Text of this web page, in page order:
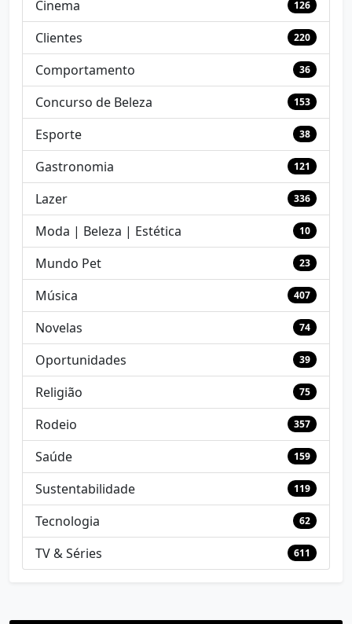
Cinema 126
Clientes 220
Comportamento 36
Concurso de Beleza 153
Esporte 38
Gastronomia 121
Lazer 336
Moda | Beleza | Estética 10
Mundo Pet 23
Música 407
Novelas 74
Oportunidades 39
Religião 75
Rodeio 357
Saúde 159
Sustentabilidade 119
Tecnologia 62
TV & Séries 611